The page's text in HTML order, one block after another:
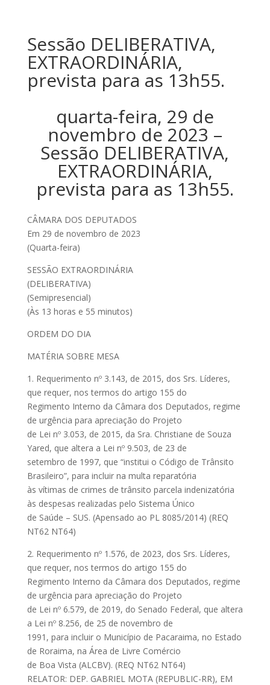
Sessão DELIBERATIVA,
EXTRAORDINÁRIA,
prevista para as 13h55.
quarta-feira, 29 de
novembro de 2023 –
Sessão DELIBERATIVA,
EXTRAORDINÁRIA,
prevista para as 13h55.
CÂMARA DOS DEPUTADOS
Em 29 de novembro de 2023
(Quarta-feira)
SESSÃO EXTRAORDINÁRIA
(DELIBERATIVA)
(Semipresencial)
(Às 13 horas e 55 minutos)
ORDEM DO DIA
MATÉRIA SOBRE MESA
1. Requerimento nº 3.143, de 2015, dos Srs. Líderes,
que requer, nos termos do artigo 155 do
Regimento Interno da Câmara dos Deputados, regime
de urgência para apreciação do Projeto
de Lei nº 3.053, de 2015, da Sra. Christiane de Souza
Yared, que altera a Lei nº 9.503, de 23 de
setembro de 1997, que “institui o Código de Trânsito
Brasileiro”, para incluir na multa reparatória
às vítimas de crimes de trânsito parcela indenizatória
às despesas realizadas pelo Sistema Único
de Saúde – SUS. (Apensado ao PL 8085/2014) (REQ
NT62 NT64)
2. Requerimento nº 1.576, de 2023, dos Srs. Líderes,
que requer, nos termos do artigo 155 do
Regimento Interno da Câmara dos Deputados, regime
de urgência para apreciação do Projeto
de Lei nº 6.579, de 2019, do Senado Federal, que altera
a Lei nº 8.256, de 25 de novembro de
1991, para incluir o Município de Pacaraima, no Estado
de Roraima, na Área de Livre Comércio
de Boa Vista (ALCBV). (REQ NT62 NT64)
RELATOR: DEP. GABRIEL MOTA (REPUBLIC-RR), EM